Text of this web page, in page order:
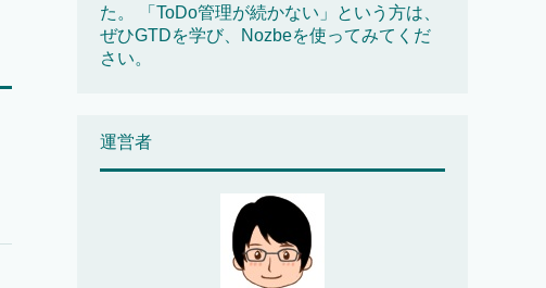
た。 「ToDo管理が続かない」という方は、
ぜひGTDを学び、Nozbeを使ってみてくだ
さい。
運営者